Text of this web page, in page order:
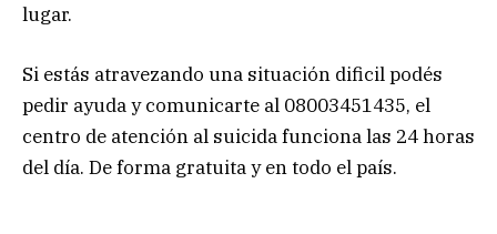
lugar.
Si estás atravezando una situación dificil podés
pedir ayuda y comunicarte al 08003451435, el
centro de atención al suicida funciona las 24 horas
del día. De forma gratuita y en todo el país.